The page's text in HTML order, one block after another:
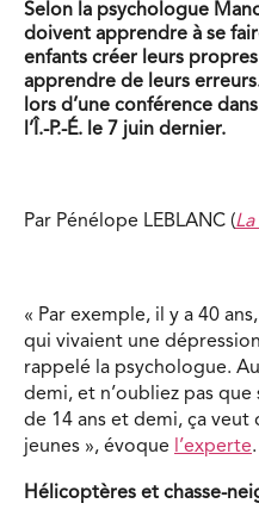
Selon la psychologue
doivent apprendre à se
enfants créer leurs
apprendre de leurs
lors d’une conférence
l’Î.-P.-É. le 7 juin dernier.
Par Pénélope LEBLANC (
« Par exemple, il y a 40
qui vivaient une
rappelé la psychologue.
demi, et n’oubliez pas
de 14 ans et demi, ça veut
jeunes », évoque
l’experte.
Hélicoptères et chasse-